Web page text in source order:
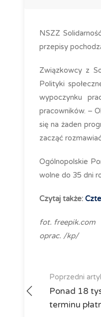
NSZZ
przepisy
Związkowcy z
Polityki
wypoczynku
pracowników. –
się na żaden
zacząć
Ogólnopolskie
wolne do 35 dni
Czytaj także:
fot. freepik.com
oprac. /kp/
Poprzedni
Ponad 18
terminu